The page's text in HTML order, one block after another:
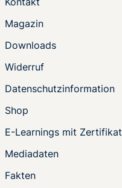
Magazin
Downloads
Widerruf
Datenschutzinformation
Shop
E-Learnings mit Zertifikat
Mediadaten
Fakten